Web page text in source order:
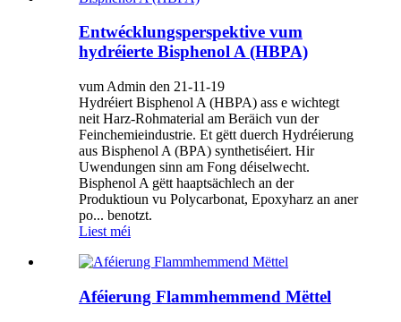
Entwécklungsperspektive vum
hydréierte Bisphenol A (HBPA)
vum Admin den 21-11-19
Hydréiert Bisphenol A (HBPA) ass e wichtegt
neit Harz-Rohmaterial am Beräich vun der
Feinchemieindustrie. Et gëtt duerch Hydréierung
aus Bisphenol A (BPA) synthetiséiert. Hir
Uwendungen sinn am Fong déiselwecht.
Bisphenol A gëtt haaptsächlech an der
Produktioun vu Polycarbonat, Epoxyharz an aner
po... benotzt.
Liest méi
Aféierung Flammhemmend Mëttel